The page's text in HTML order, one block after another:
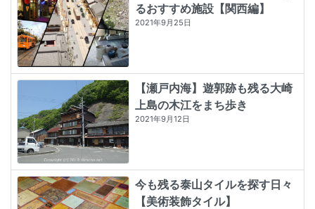
るおすすめ施設【関西編】
2021年9月25日
【瀬戸内海】遊郭跡も残る大崎
上島の木江をまち歩き
2021年9月12日
今も残る泰山タイルを探す日々
【美術装飾タイル】